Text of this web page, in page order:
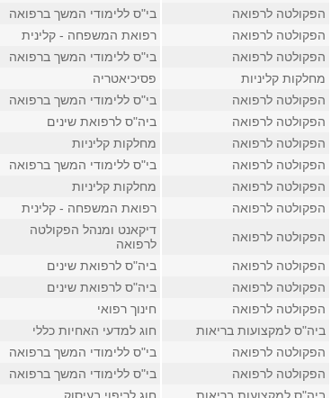
הפקולטה לרפואה
בי"ס ללימודי המשך ברפואה
הפקולטה לרפואה
רפואת המשפחה - קלינית
הפקולטה לרפואה
בי"ס ללימודי המשך ברפואה
מחלקות קליניות
פסיכיאטריה
הפקולטה לרפואה
בי"ס ללימודי המשך ברפואה
הפקולטה לרפואה
ביה"ס לרפואת שינים
הפקולטה לרפואה מחלקות קליניות
הפקולטה לרפואה
בי"ס ללימודי המשך ברפואה
הפקולטה לרפואה מחלקות קליניות
הפקולטה לרפואה
רפואת המשפחה - קלינית
הפקולטה לרפואה
דיקאנט ומנהל הפקולטה
לרפואה
הפקולטה לרפואה ביה"ס לרפואת שינים
הפקולטה לרפואה
ביה"ס לרפואת שינים
הפקולטה לרפואה חינוך רפואי
ביה"ס למקצועות בריאות חוג למדעי האחיות כללי
הפקולטה לרפואה
בי"ס ללימודי המשך ברפואה
הפקולטה לרפואה
בי"ס ללימודי המשך ברפואה